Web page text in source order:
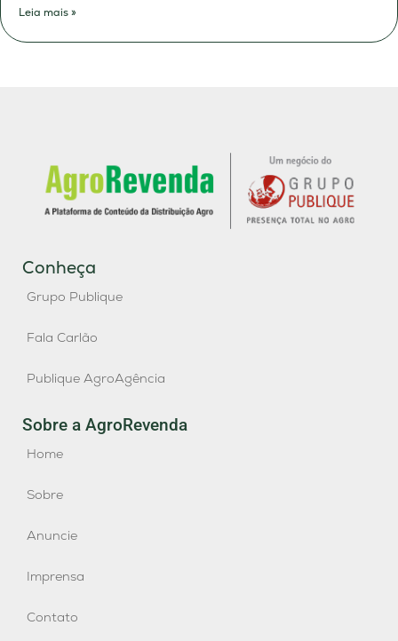
Leia mais »
Conheça
Grupo Publique
Fala Carlão
Publique AgroAgência
Sobre a AgroRevenda
Home
Sobre
Anuncie
Imprensa
Contato